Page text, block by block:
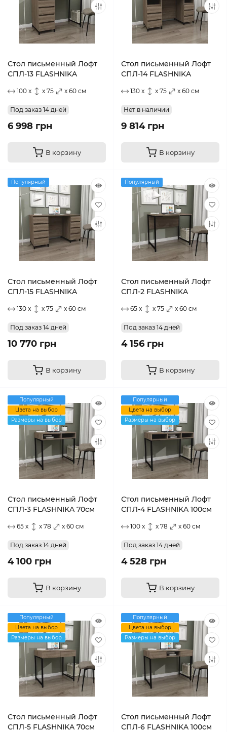
Стол письменный Лофт
СПЛ-13 FLASHNIKA
100 x x 75 x 60 см
Под заказ 14 дней
6 998 грн
В корзину
Стол письменный Лофт
СПЛ-14 FLASHNIKA
130 x x 75 x 60 см
Нет в наличии
9 814 грн
В корзину
Популярный
Стол письменный Лофт
СПЛ-15 FLASHNIKA
130 x x 75 x 60 см
Под заказ 14 дней
10 770 грн
В корзину
Популярный
Стол письменный Лофт
СПЛ-2 FLASHNIKA
65 x x 75 x 60 см
Под заказ 14 дней
4 156 грн
В корзину
Популярный
Цвета на выбор
Размеры на выбор
Стол письменный Лофт
СПЛ-3 FLASHNIKA 70см
65 x x 78 x 60 см
Под заказ 14 дней
4 100 грн
В корзину
Популярный
Цвета на выбор
Размеры на выбор
Стол письменный Лофт
СПЛ-4 FLASHNIKA 100см
100 x x 78 x 60 см
Под заказ 14 дней
4 528 грн
В корзину
Популярный
Цвета на выбор
Размеры на выбор
Стол письменный Лофт
СПЛ-5 FLASHNIKA 70см
Популярный
Цвета на выбор
Размеры на выбор
Стол письменный Лофт
СПЛ-6 FLASHNIKA 100см